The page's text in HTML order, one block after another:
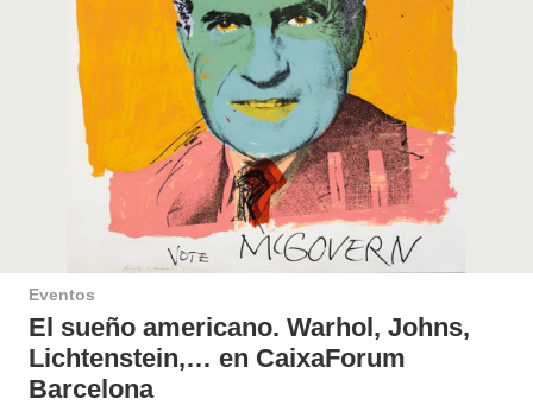
Eventos
El sueño americano. Warhol, Johns,
Lichtenstein,… en CaixaForum
Barcelona